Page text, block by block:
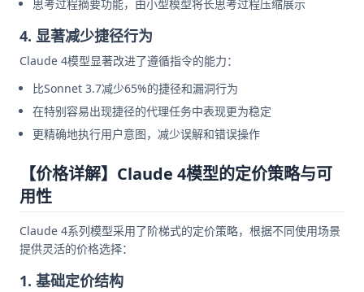
思考过程摘要功能，由小型模型将长思考过程压缩展示
4. 显著减少捷径行为
Claude 4模型显著改进了遵循指令的能力：
比Sonnet 3.7减少65%的捷径和漏洞行为
在特别容易出现捷径的代理任务中表现更为稳定
更精确地执行用户意图，减少误解和错误操作
【价格详解】Claude 4模型的定价策略与可
用性
Claude 4系列模型采用了阶梯式的定价策略，根据不同使用场景
提供灵活的价格选择：
1. 基础定价结构